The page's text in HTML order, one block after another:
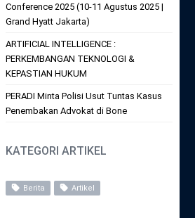
Conference 2025 (10-11 Agustus 2025 |
Grand Hyatt Jakarta)
ARTIFICIAL INTELLIGENCE :
PERKEMBANGAN TEKNOLOGI &
KEPASTIAN HUKUM
PERADI Minta Polisi Usut Tuntas Kasus
Penembakan Advokat di Bone
KATEGORI ARTIKEL
Berita Artikel